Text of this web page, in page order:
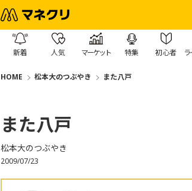
新着 人気 マーケット 特集 初心者
HOME 松本大のつぶやき また八戸
また八戸
松本大のつぶやき
2009/07/23